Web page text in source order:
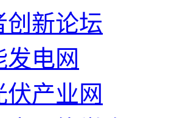
创新论坛
电网
伏产业网